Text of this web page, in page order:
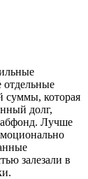
отдельные
суммы, которая
долг,
Лучше
залезали в